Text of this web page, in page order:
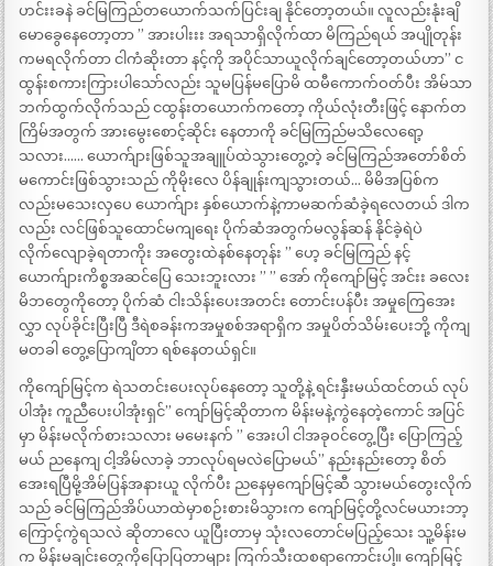
ဟင်းးခနဲ ခင်မြကြည်တယောက်သက်ပြင်းချ နိုင်တော့တယ်။ လူလည်းနုံးချိ
မောခွေနေတော့တာ ” အားပါးးး အရသာရှိလိုက်ထာ မိကြည်ရယ် အပျိုတုန်း
ကမရလိုက်တာ ငါကံဆိုးတာ နင့်ကို အပိုင်သာယူလိုက်ချင်တော့တယ်ဟာ” င
ထွန်းစကားကြားပါသော်လည်း သူမပြန်မပြောမိ ထမီကောက်ဝတ်ပီး အိမ်သာ
ဘက်ထွက်လိုက်သည် ငထွန်းတယောက်ကတော့ ကိုယ်လုံးတီးဖြင့် နောက်တ
ကြိမ်အတွက် အားမွေးစောင့်ဆိုင်း နေတာကို ခင်မြကြည်မသိလေရော့
သလား…… ယောက်ျားဖြစ်သူအချူပ်ထဲသွားတွေ့တဲ့ ခင်မြကြည်အတော်စိတ်
မကောင်းဖြစ်သွားသည် ကိုမိုးလေ ပိန်ချုန်းကျသွားတယ်… မိမိအပြစ်က
လည်းမသေးလှပေ ယောက်ျား နှစ်ယောက်နဲ့ကာမဆက်ဆံခဲ့ရလေတယ် ဒါက
လည်း လင်ဖြစ်သူထောင်မကျရေး ပိုက်ဆံအတွက်မလွန်ဆန် နိုင်ခဲ့ရဲပဲ
လိုက်လျောခဲ့ရတာကိုး အတွေးထဲနစ်နေတုန်း ” ဟေ့ ခင်မြကြည် နင့်
ယောက်ျားကိစ္စအဆင်ပြေ သေးဘူးလား ” ” အော် ကိုကျော်မြင့် အင်းး ခလေး
မိဘတွေကိုတော့ ပိုက်ဆံ ငါးသိန်းပေးအတင်း တောင်းပန်ပီး အမှုကြေအေး
လွှာ လုပ်ခိုင်းပြီးပြီ ဒီရဲစခန်းကအမှုစစ်အရာရှိက အမှုပိတ်သိမ်းပေးဘို့ ကိုကျ
မတခါ တွေ့ပြောကျိတာ ရစ်နေတယ်ရှင်။
ကိုကျော်မြင့်က ရဲသတင်းပေးလုပ်နေတော့ သူတို့နဲ့ ရင်းနှီးမယ်ထင်တယ် လုပ်
ပါအုံး ကူညီပေးပါအုံးရှင်” ကျော်မြင့်ဆိုတာက မိန်းမနဲ့ကွဲနေတဲ့ကောင် အပြင်
မှာ မိန်းမလိုက်စားသလား မမေးနက် ” အေးပါ ငါအခုဝင်တွေ့ပြီး ပြောကြည့်
မယ် ညနေကျ ငါ့အိမ်လာခဲ့ ဘာလုပ်ရမလဲပြောမယ်” နည်းနည်းတော့ စိတ်
အေးရပြီမို့အိမ်ပြန်အနားယူ လိုက်ပီး ညနေမှကျော်မြင့်ဆီ သွားမယ်တွေးလိုက်
သည် ခင်မြကြည်အိပ်ယာထဲမှာစဉ်းစားမိသွားက ကျော်မြင့်တို့လင်မယားဘာ့
ကြောင့်ကွဲရသလဲ ဆိုတာလေ ယူပြီးတာမှ သုံးလတောင်မပြည့်သေး သူ့မိန်းမ
က မိန်းမချင်းတွေကိုပြောပြတာများ ကြက်သီးထစရာကောင်းပါ့။ ကျော်မြင့်